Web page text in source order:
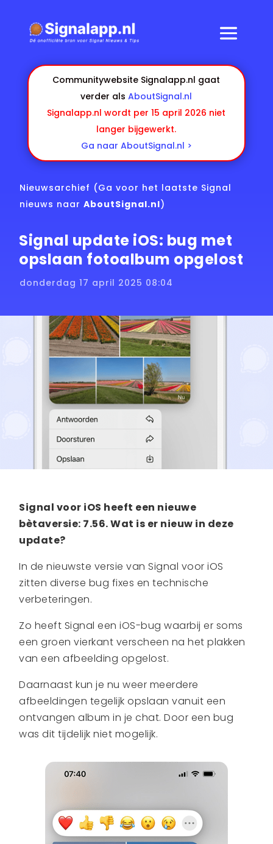
Communitywebsite Signalapp.nl gaat
verder alsAboutSignal.nl
Signalapp.nl wordt per 15 april 2026 niet
langer bijgewerkt.
Ga naar AboutSignal.nl >
Nieuwsarchief (Ga voor het laatste Signal
nieuws naarAboutSignal.nl)
Signal update iOS: bug met
opslaan fotoalbum opgelost
donderdag 17 april 2025 08:04
Signal voor iOS heeft een nieuwe
bètaversie: 7.56. Wat is er nieuw in deze
update?
In de nieuwste versie van Signal voor iOS
zitten diverse bug fixes en technische
verbeteringen.
Zo heeft Signal een iOS-bug waarbij er soms
een groen vierkant verscheen na het plakken
van een afbeelding opgelost.
Daarnaast kun je nu weer meerdere
afbeeldingen tegelijk opslaan vanuit een
ontvangen album in je chat. Door een bug
was dit tijdelijk niet mogelijk.